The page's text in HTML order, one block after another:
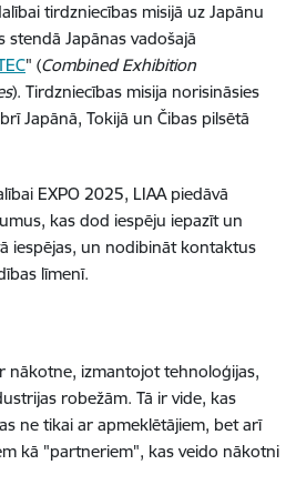
tirdzniecības misijā uz Japānu
stendā Japānas vadošajā
" (Combined Exhibition
). Tirdzniecības misija norisināsies
Japānā, Tokijā un Čibas pilsētā
EXPO 2025, LIAA piedāvā
kas dod iespēju iepazīt un
iespējas, un nodibināt kontaktus
līmenī.
nākotne, izmantojot tehnoloģijas,
robežām. Tā ir vide, kas
ne tikai ar apmeklētājiem, bet arī
kā "partneriem", kas veido nākotni